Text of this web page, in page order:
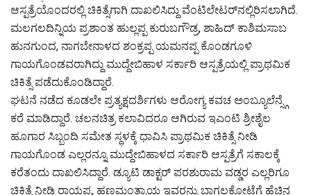
ಆಸ್ಪತ್ರೆಯೊಂದರಲ್ಲಿ ಚಿಕಿತ್ಸೆಗಾಗಿ ದಾಖಲಿಸಿದ್ದು ವೆಂಟಿಲೇಟರ್‌ನಲ್ಲಿರಿಸಲಾಗಿದೆ.
ಮಲಗಲದಿನ್ನಿಯ ಪ್ರಶಾಂತ ಹುಲ್ಲಪ್ಪ ಕುರುಬಗೌಡ್ರ, ಶಾಹಿದ್ ಕಾಶಿಮಸಾಬ
ಹುನಗುಂದ, ನಾಗಬೇನಾಳದ ಶಂಕ್ರಪ್ಪ ಯಮನಪ್ಪ ಕೊಂಡಗೂಳಿ
ಗಾಯಗೊಂಡವರಾಗಿದ್ದು ಮುದ್ದೇಬಿಹಾಳ ಸರ್ಕಾರಿ ಆಸ್ಪತ್ರೆಯಲ್ಲಿ ಪ್ರಾಥಮಿಕ
ಚಿಕಿತ್ಸೆ ಪಡೆದುಕೊಂಡಿದ್ದಾರೆ.
ಘಟನೆ ನಡೆದ ಕೂಡಲೇ ಪ್ರತ್ಯಕ್ಷದರ್ಶಿಗಳು ಆರೋಗ್ಯ ಕವಚ ಅಂಬ್ಯೂಲೆನ್ಸ್ಗೆ
ಕರೆ ಮಾಡಿದ್ದಾರೆ. ಚಲನಚಿತ್ರ ಕಲಾವಿದರೂ ಆಗಿರುವ ಇಎಂಟಿ ಶ್ರೀಶೈಲ
ಹೂಗಾರ ಸಿಬ್ಬಂದಿ ಸಮೇತ ಸ್ಥಳಕ್ಕೆ ಧಾವಿಸಿ ಪ್ರಾಥಮಿಕ ಚಿಕಿತ್ಸೆ ನೀಡಿ
ಗಾಯಗೊಂಡ ಎಲ್ಲರನ್ನೂ ಮುದ್ದೇಬಿಹಾಳದ ಸರ್ಕಾರಿ ಆಸ್ಪತ್ರೆಗೆ ಸಕಾಲಕ್ಕೆ
ಕರೆತಂದು ದಾಖಲಿಸಿದ್ದಾರೆ. ಡ್ಯೂಟಿ ಡಾಕ್ಟರ್ ಪರಶುರಾಮ ವಡ್ಡರ ಎಲ್ಲರಿಗೂ
ಚಿಕಿತ್ಸೆ ನೀಡಿ ರಾಯಪ್ಪ, ಹಣಮಂತ್ರಾಯ ಇವರನ್ನು ಬಾಗಲಕೋಟೆಗೆ ಹೆಚ್ಚಿನ